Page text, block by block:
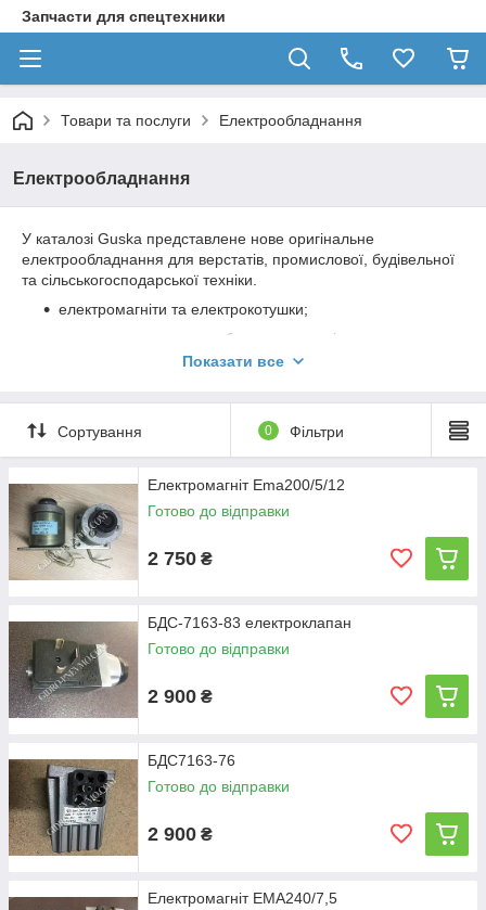
Запчасти для спецтехники
Товари та послуги Електрообладнання
Електрообладнання
У каталозі Guska представлене нове оригінальне
електрообладнання для верстатів, промислової, будівельної
та сільськогосподарської техніки.
електромагніти та електрокотушки;
реле, конденсатори та блоки резисторів;
електричні роз'єми, педалі та блоки вводу.
обладнання. Консультація і замовлення:
Показати все
Сортування 0 Фільтри
Електромагніт Ema200/5/12
Готово до відправки
2 750 ₴
БДС-7163-83 електроклапан
Готово до відправки
2 900 ₴
БДС7163-76
Готово до відправки
2 900 ₴
Електромагніт ЕМА240/7,5